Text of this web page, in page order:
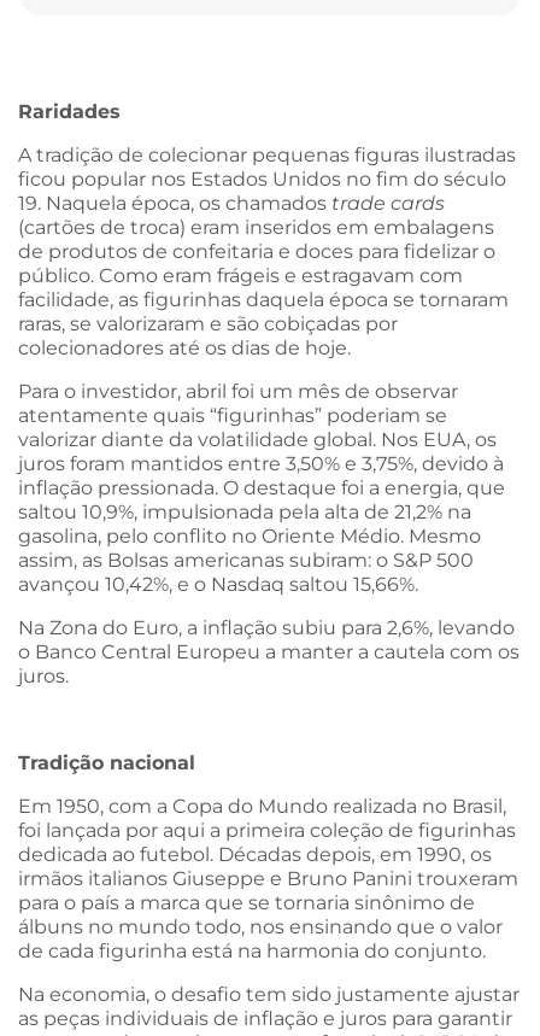
Raridades
A tradição de colecionar pequenas figuras ilustradas
ficou popular nos Estados Unidos no fim do século
19. Naquela época, os chamados trade cards
(cartões de troca) eram inseridos em embalagens
de produtos de confeitaria e doces para fidelizar o
público. Como eram frágeis e estragavam com
facilidade, as figurinhas daquela época se tornaram
raras, se valorizaram e são cobiçadas por
colecionadores até os dias de hoje.
Para o investidor, abril foi um mês de observar
atentamente quais “figurinhas” poderiam se
valorizar diante da volatilidade global. Nos EUA, os
juros foram mantidos entre 3,50% e 3,75%, devido à
inflação pressionada. O destaque foi a energia, que
saltou 10,9%, impulsionada pela alta de 21,2% na
gasolina, pelo conflito no Oriente Médio. Mesmo
assim, as Bolsas americanas subiram: o S&P 500
avançou 10,42%, e o Nasdaq saltou 15,66%.
Na Zona do Euro, a inflação subiu para 2,6%, levando
o Banco Central Europeu a manter a cautela com os
juros.
Tradição nacional
Em 1950, com a Copa do Mundo realizada no Brasil,
foi lançada por aqui a primeira coleção de figurinhas
dedicada ao futebol. Décadas depois, em 1990, os
irmãos italianos Giuseppe e Bruno Panini trouxeram
para o país a marca que se tornaria sinônimo de
álbuns no mundo todo, nos ensinando que o valor
de cada figurinha está na harmonia do conjunto.
Na economia, o desafio tem sido justamente ajustar
as peças individuais de inflação e juros para garantir